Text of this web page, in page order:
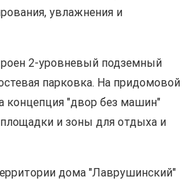
увлажнения и
2-уровневый подземный
парковка. На придомовой
концепция "двор без машин"
и зоны для отдыха и
дома "Лаврушинский"